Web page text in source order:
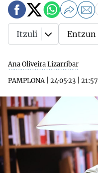
Ana Oliveira Lizarribar
PAMPLONA| 24·05·23 21:57
Itzuli Entzun